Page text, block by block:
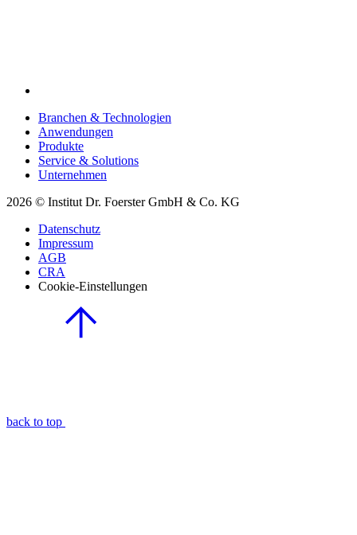
Branchen & Technologien
Anwendungen
Produkte
Service & Solutions
Unternehmen
2026 © Institut Dr. Foerster GmbH & Co. KG
Datenschutz
Impressum
AGB
CRA
Cookie-Einstellungen
back to top